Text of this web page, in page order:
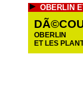
OBERLIN
OBERLIN
ET LES